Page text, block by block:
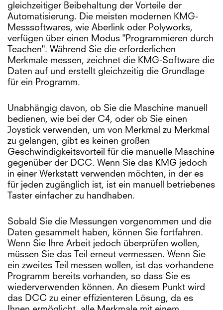
gleichzeitiger Beibehaltung der Vorteile der
Automatisierung. Die meisten modernen KMG-
Messsoftwares, wie Aberlink oder Polyworks,
verfügen über einen Modus "Programmieren durch
Teachen". Während Sie die erforderlichen
Merkmale messen, zeichnet die KMG-Software die
Daten auf und erstellt gleichzeitig die Grundlage
für ein Programm.
Unabhängig davon, ob Sie die Maschine manuell
bedienen, wie bei der C4, oder ob Sie einen
Joystick verwenden, um von Merkmal zu Merkmal
zu gelangen, gibt es keinen großen
Geschwindigkeitsvorteil für die manuelle Maschine
gegenüber der DCC. Wenn Sie das KMG jedoch
in einer Werkstatt verwenden möchten, in der es
für jeden zugänglich ist, ist ein manuell betriebenes
Taster einfacher zu handhaben.
Sobald Sie die Messungen vorgenommen und die
Daten gesammelt haben, können Sie fortfahren.
Wenn Sie Ihre Arbeit jedoch überprüfen wollen,
müssen Sie das Teil erneut vermessen. Wenn Sie
ein zweites Teil messen wollen, ist das vorhandene
Programm bereits vorhanden, so dass Sie es
wiederverwenden können. An diesem Punkt wird
das DCC zu einer effizienteren Lösung, da es